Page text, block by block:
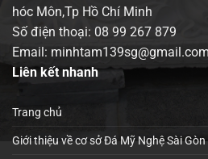
hóc Môn,Tp Hồ Chí Minh
Số điện thoại: 08 99 267 879
Email: minhtam139sg@gmail.com
Liên kết nhanh
Trang chủ
Giới thiệu về cơ sở Đá Mỹ Nghệ Sài Gòn